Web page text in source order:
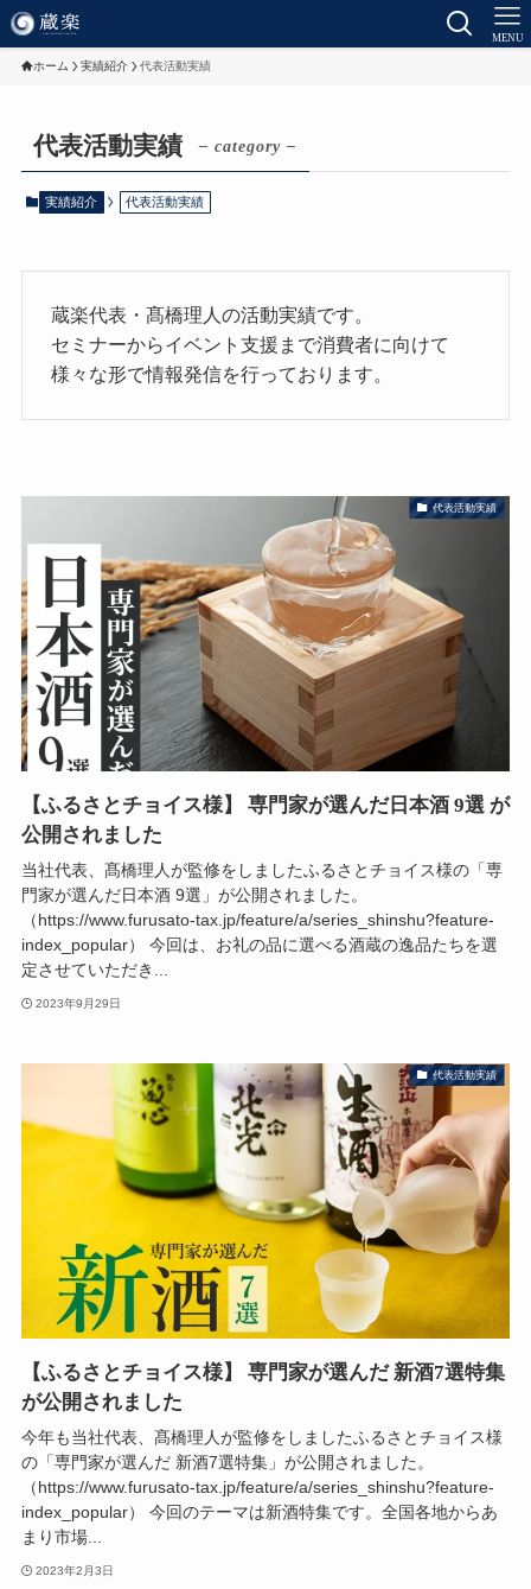
MENU
ホーム 実績紹介 代表活動実績
代表活動実績 – category –
実績紹介 代表活動実績
蔵楽代表・髙橋理人の活動実績です。
セミナーからイベント支援まで消費者に向けて
様々な形で情報発信を行っております。
代表活動実績
【ふるさとチョイス様】 専門家が選んだ日本酒 9選 が
公開されました
当社代表、髙橋理人が監修をしましたふるさとチョイス様の「専
門家が選んだ日本酒 9選」が公開されました。
（https://www.furusato-tax.jp/feature/a/series_shinshu?feature-
index_popular） 今回は、お礼の品に選べる酒蔵の逸品たちを選
定させていただき...
2023年9月29日
代表活動実績
【ふるさとチョイス様】 専門家が選んだ 新酒7選特集
が公開されました
今年も当社代表、髙橋理人が監修をしましたふるさとチョイス様
の「専門家が選んだ 新酒7選特集」が公開されました。
（https://www.furusato-tax.jp/feature/a/series_shinshu?feature-
index_popular） 今回のテーマは新酒特集です。全国各地からあ
まり市場...
2023年2月3日